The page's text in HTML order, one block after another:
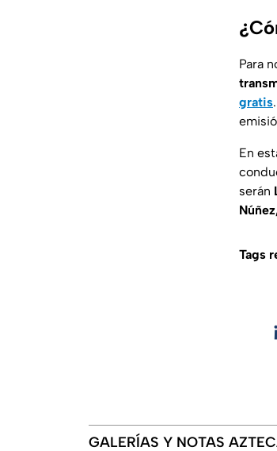
Para
gratis
En
serán
Tags
GALERÍAS Y NOTAS